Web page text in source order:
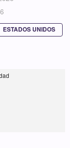
ESTADOS UNIDOS